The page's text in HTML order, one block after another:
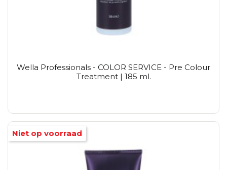
Wella Professionals - COLOR SERVICE - Pre Colour
Treatment | 185 ml.
Niet op voorraad